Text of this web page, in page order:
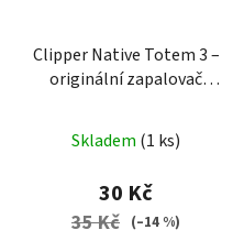
Clipper Native Totem 3 –
originální zapalovač
Skladem (1 ks)
30 Kč
35 Kč (–14 %)